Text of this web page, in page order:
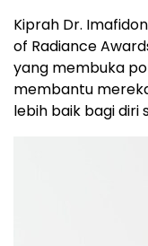
Kiprah Dr.
of Radiance
yang membuka
membantu
lebih baik bagi diri